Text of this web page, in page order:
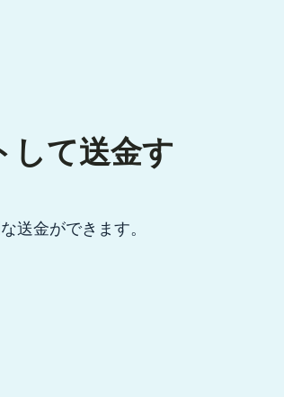
て送金す
送金ができます。